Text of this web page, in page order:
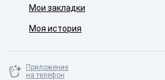
Мои закладки
Моя история
Приложение
на телефон